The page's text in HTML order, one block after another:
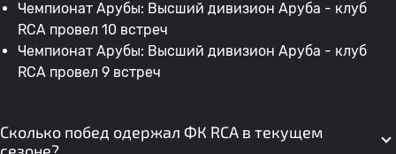
Чемпионат Арубы: Высший дивизион Аруба - клуб
RCA провел 10 встреч
Чемпионат Арубы: Высший дивизион Аруба - клуб
RCA провел 9 встреч
Сколько побед одержал ФК RCA в текущем